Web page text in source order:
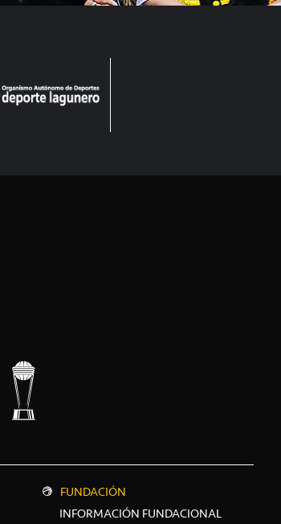
FUNDACIÓN
INFORMACIÓN FUNDACIONAL